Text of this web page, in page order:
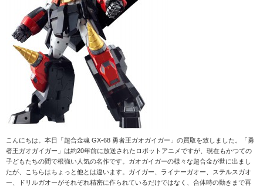
こんにちは。本日「超合金魂 GX-68 勇者王ガオガイガー」の買取を致しました。「勇
者王ガオガイガー」は約20年前に放送されたロボットアニメですが、現在もかつての
子どもたちの間で根強い人気の名作です。ガオガイガーの様々な超合金が世に出まし
たが、こちらはちょっと他とは違います。ガイガー、ライナーガオー、ステルスガオ
ー、ドリルガオーがそれぞれ精密に作られているだけではなく、合体時の動きまで再